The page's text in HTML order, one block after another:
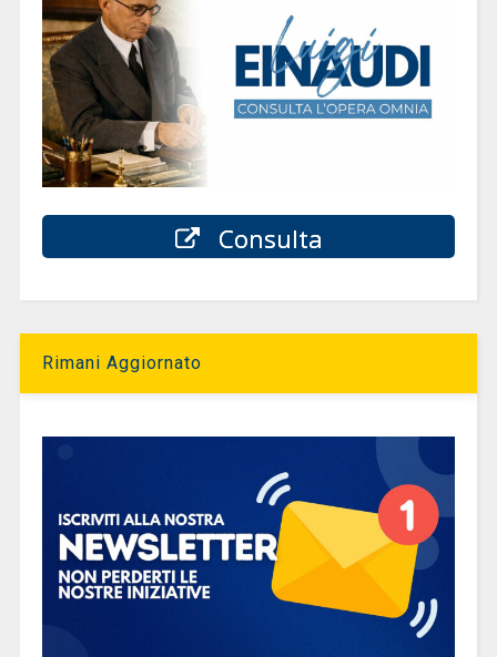
Consulta
Rimani Aggiornato